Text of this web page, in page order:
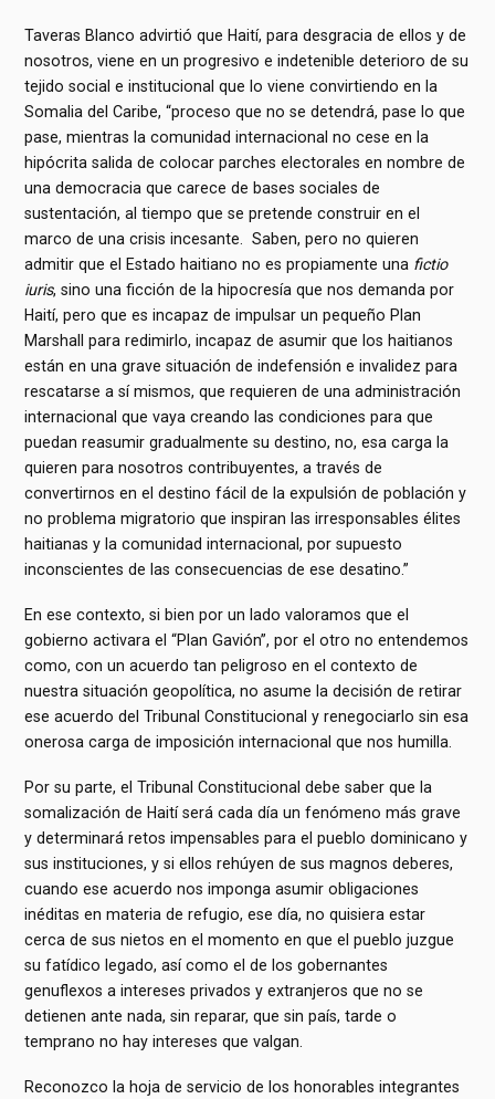
Taveras Blanco advirtió que Haití, para desgracia de ellos y de
nosotros, viene en un progresivo e indetenible deterioro de su
tejido social e institucional que lo viene convirtiendo en la
Somalia del Caribe, “proceso que no se detendrá, pase lo que
pase, mientras la comunidad internacional no cese en la
hipócrita salida de colocar parches electorales en nombre de
una democracia que carece de bases sociales de
sustentación, al tiempo que se pretende construir en el
marco de una crisis incesante. Saben, pero no quieren
admitir que el Estado haitiano no es propiamente una fictio
iuris, sino una ficción de la hipocresía que nos demanda por
Haití, pero que es incapaz de impulsar un pequeño Plan
Marshall para redimirlo, incapaz de asumir que los haitianos
están en una grave situación de indefensión e invalidez para
rescatarse a sí mismos, que requieren de una administración
internacional que vaya creando las condiciones para que
puedan reasumir gradualmente su destino, no, esa carga la
quieren para nosotros contribuyentes, a través de
convertirnos en el destino fácil de la expulsión de población y
no problema migratorio que inspiran las irresponsables élites
haitianas y la comunidad internacional, por supuesto
inconscientes de las consecuencias de ese desatino.”
En ese contexto, si bien por un lado valoramos que el
gobierno activara el “Plan Gavión”, por el otro no entendemos
como, con un acuerdo tan peligroso en el contexto de
nuestra situación geopolítica, no asume la decisión de retirar
ese acuerdo del Tribunal Constitucional y renegociarlo sin esa
onerosa carga de imposición internacional que nos humilla.
Por su parte, el Tribunal Constitucional debe saber que la
somalización de Haití será cada día un fenómeno más grave
y determinará retos impensables para el pueblo dominicano y
sus instituciones, y si ellos rehúyen de sus magnos deberes,
cuando ese acuerdo nos imponga asumir obligaciones
inéditas en materia de refugio, ese día, no quisiera estar
cerca de sus nietos en el momento en que el pueblo juzgue
su fatídico legado, así como el de los gobernantes
genuflexos a intereses privados y extranjeros que no se
detienen ante nada, sin reparar, que sin país, tarde o
temprano no hay intereses que valgan.
Reconozco la hoja de servicio de los honorables integrantes